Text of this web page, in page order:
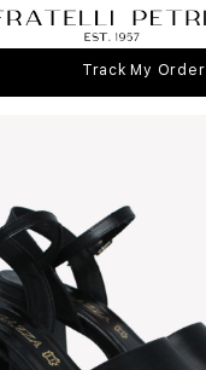
Track My Order